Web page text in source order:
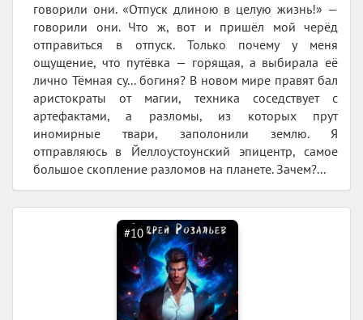
говорили они. «Отпуск длиною в целую жизнь!» —
говорили они. Что ж, вот и пришёл мой черёд
отправиться в отпуск. Только почему у меня
ощущение, что путёвка — горящая, а выбирала её
лично Тёмная су... богиня? В новом мире правят бал
аристократы от магии, техника соседствует с
артефактами, а разломы, из которых прут
иномирные твари, заполонили землю. Я
отправляюсь в Йеллоустоунский эпицентр, самое
большое скопление разломов на планете. Зачем?...
#10